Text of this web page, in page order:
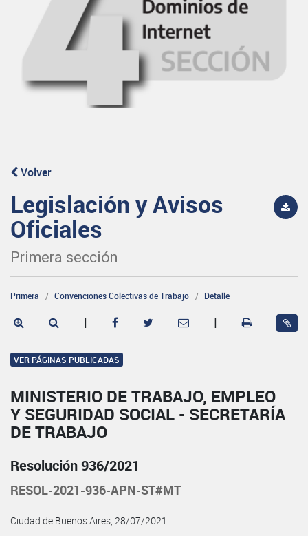
Volver
Legislación y Avisos
Oficiales
Primera sección
Primera Convenciones Colectivas de Trabajo Detalle
| |
VER PÁGINAS PUBLICADAS
MINISTERIO DE TRABAJO, EMPLEO
Y SEGURIDAD SOCIAL - SECRETARÍA
DE TRABAJO
Resolución 936/2021
RESOL-2021-936-APN-ST#MT
Ciudad de Buenos Aires, 28/07/2021